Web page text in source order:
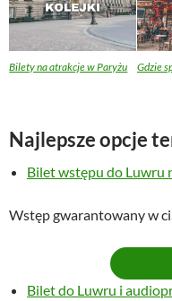
Bilety na atrakcje w Paryżu Gdzie
Najlepsze opcje
Bilet wstępu do Luwru
Wstęp gwarantowany w
Bilet do Luwru i